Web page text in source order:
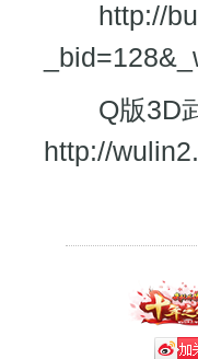
http://
Q版3D武
http://